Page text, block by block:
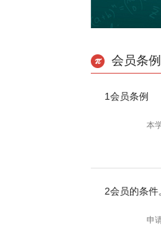
会员条例
1会员条例
本学会
2会员的条件
申请加